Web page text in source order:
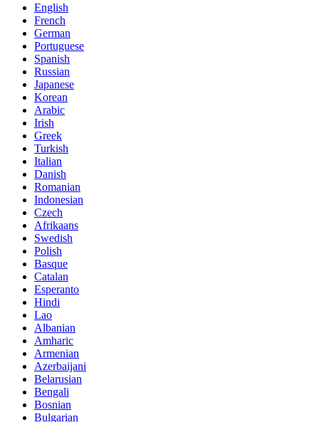
English
French
German
Portuguese
Spanish
Russian
Japanese
Korean
Arabic
Irish
Greek
Turkish
Italian
Danish
Romanian
Indonesian
Czech
Afrikaans
Swedish
Polish
Basque
Catalan
Esperanto
Hindi
Lao
Albanian
Amharic
Armenian
Azerbaijani
Belarusian
Bengali
Bosnian
Bulgarian